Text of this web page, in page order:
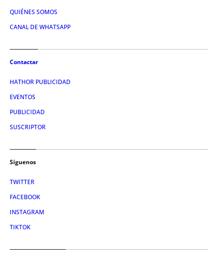
QUIÉNES SOMOS
CANAL DE WHATSAPP
Contactar
HATHOR PUBLICIDAD
EVENTOS
PUBLICIDAD
SUSCRIPTOR
Síguenos
TWITTER
FACEBOOK
INSTAGRAM
TIKTOK